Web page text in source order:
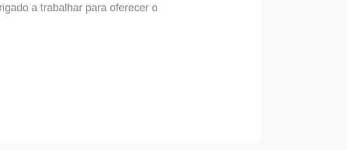
a trabalhar para oferecer o